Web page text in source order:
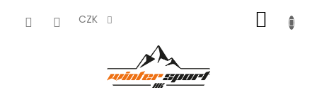
CZK
KOŠÍK